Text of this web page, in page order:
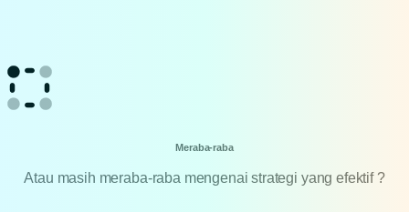
Meraba-raba
Atau masih meraba-raba mengenai strategi yang efektif ?